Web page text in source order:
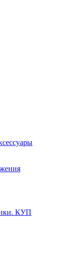
КУП